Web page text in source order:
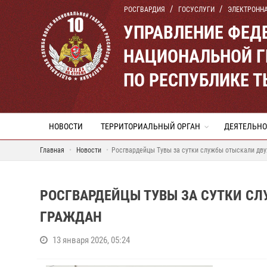
РОСГВАРДИЯ ГОСУСЛУГИ
УПРАВЛЕНИЕ
НАЦИОНАЛЬНОЙ
ПО РЕСПУБЛИКЕ
НОВОСТИ ТЕРРИТОРИАЛЬНЫЙ ОРГАН
Главная Новости Росгвардейцы Тувы за сутки службы отыскали
РОСГВАРДЕЙЦЫ ТУВЫ ЗА СУТКИ
ГРАЖДАН
13 января 2026, 05:24